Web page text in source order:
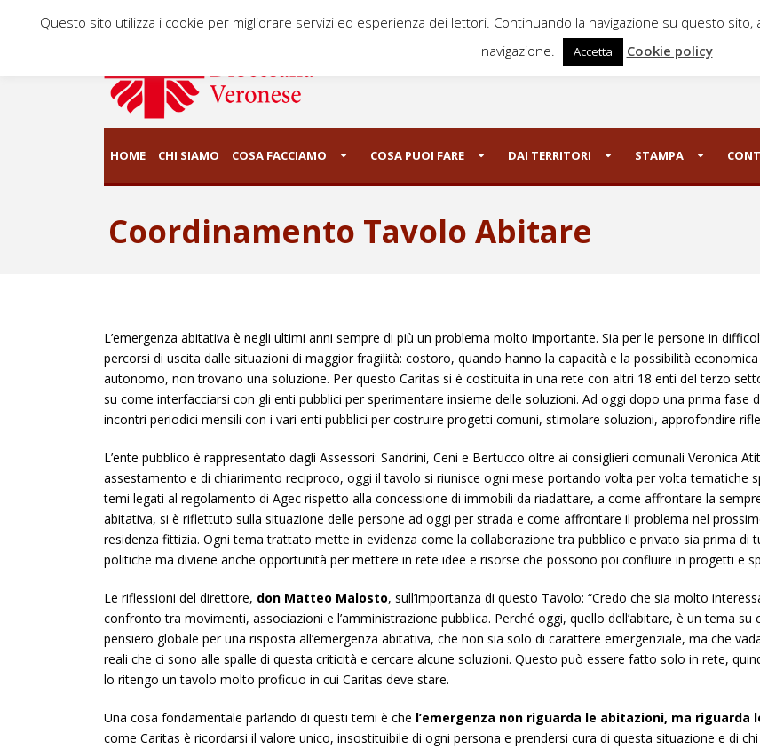
HOME CHI SIAMO COSA FACCIAMO COSA PUOI FARE DAI TERRITORI STAMPA
Coordinamento Tavolo Abitare
L’emergenza abitativa è negli ultimi anni sempre di più un problema molto importante. Sia per le persone in
percorsi di uscita dalle situazioni di maggior fragilità: costoro, quando hanno la capacità e la possibilità
autonomo, non trovano una soluzione. Per questo Caritas si è costituita in una rete con altri 18 enti del terzo
su come interfacciarsi con gli enti pubblici per sperimentare insieme delle soluzioni. Ad oggi dopo una prima
incontri periodici mensili con i vari enti pubblici per costruire progetti comuni, stimolare soluzioni, approfondire
L’ente pubblico è rappresentato dagli Assessori: Sandrini, Ceni e Bertucco oltre ai consiglieri comunali Veronica
assestamento e di chiarimento reciproco, oggi il tavolo si riunisce ogni mese portando volta per volta
temi legati al regolamento di Agec rispetto alla concessione di immobili da riadattare, a come affrontare la
abitativa, si è riflettuto sulla situazione delle persone ad oggi per strada e come affrontare il problema nel
residenza fittizia. Ogni tema trattato mette in evidenza come la collaborazione tra pubblico e privato sia prima
politiche ma diviene anche opportunità per mettere in rete idee e risorse che possono poi confluire in progetti e
Le riflessioni del direttore, don Matteo Malosto, sull’importanza di questo Tavolo: “Credo che sia molto
confronto tra movimenti, associazioni e l’amministrazione pubblica. Perché oggi, quello dell’abitare, è un tema
pensiero globale per una risposta all’emergenza abitativa, che non sia solo di carattere emergenziale, ma che
reali che ci sono alle spalle di questa criticità e cercare alcune soluzioni. Questo può essere fatto solo in rete,
lo ritengo un tavolo molto proficuo in cui Caritas deve stare.
Una cosa fondamentale parlando di questi temi è che l’emergenza non riguarda le abitazioni, ma riguarda
come Caritas è ricordarsi il valore unico, insostituibile di ogni persona e prendersi cura di questa situazione e di
Questo sito utilizza i cookie per migliorare servizi ed esperienza dei lettori. Continuando la navigazione su questo
navigazione.
Accetta Cookie policy